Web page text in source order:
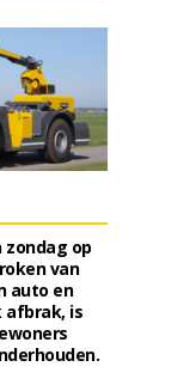
zondag op
van
auto en
afbrak, is